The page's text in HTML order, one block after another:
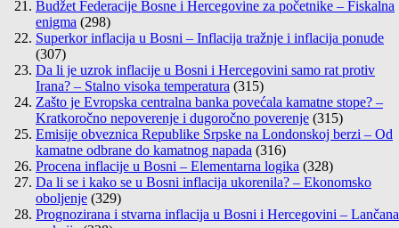
Budžet Federacije Bosne i Hercegovine za početnike – Fiskalna
enigma (298)
Superkor inflacija u Bosni – Inflacija tražnje i inflacija ponude
(307)
Da li je uzrok inflacije u Bosni i Hercegovini samo rat protiv
Irana? – Stalno visoka temperatura (315)
Zašto je Evropska centralna banka povećala kamatne stope? –
Kratkoročno nepoverenje i dugoročno poverenje (315)
Emisije obveznica Republike Srpske na Londonskoj berzi – Od
kamatne odbrane do kamatnog napada (316)
Procena inflacije u Bosni – Elementarna logika (328)
Da li se i kako se u Bosni inflacija ukorenila? – Ekonomsko
oboljenje (329)
Prognozirana i stvarna inflacija u Bosni i Hercegovini – Lančana